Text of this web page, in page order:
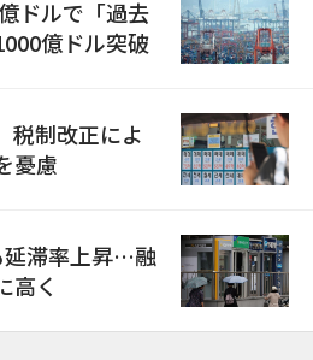
ドルで「過去
億ドル突破
税制改正によ
憂慮
延滞率上昇…融
高く